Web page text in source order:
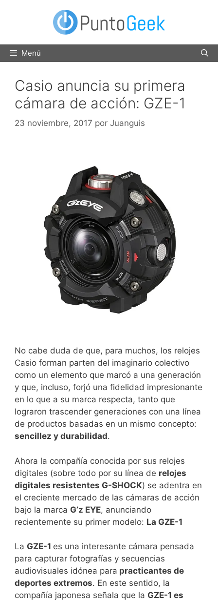
Menú
Casio anuncia su primera
cámara de acción: GZE-1
23 noviembre, 2017 por Juanguis
No cabe duda de que, para muchos, los relojes
Casio forman parten del imaginario colectivo
como un elemento que marcó a una generación
y que, incluso, forjó una fidelidad impresionante
en lo que a su marca respecta, tanto que
lograron trascender generaciones con una línea
de productos basadas en un mismo concepto:
sencillez y durabilidad.
Ahora la compañía conocida por sus relojes
digitales (sobre todo por su línea de relojes
digitales resistentes G-SHOCK) se adentra en
el creciente mercado de las cámaras de acción
bajo la marca G’z EYE, anunciando
recientemente su primer modelo: La GZE-1
La GZE-1 es una interesante cámara pensada
para capturar fotografías y secuencias
audiovisuales idónea para practicantes de
deportes extremos. En este sentido, la
compañía japonesa señala que la GZE-1 es